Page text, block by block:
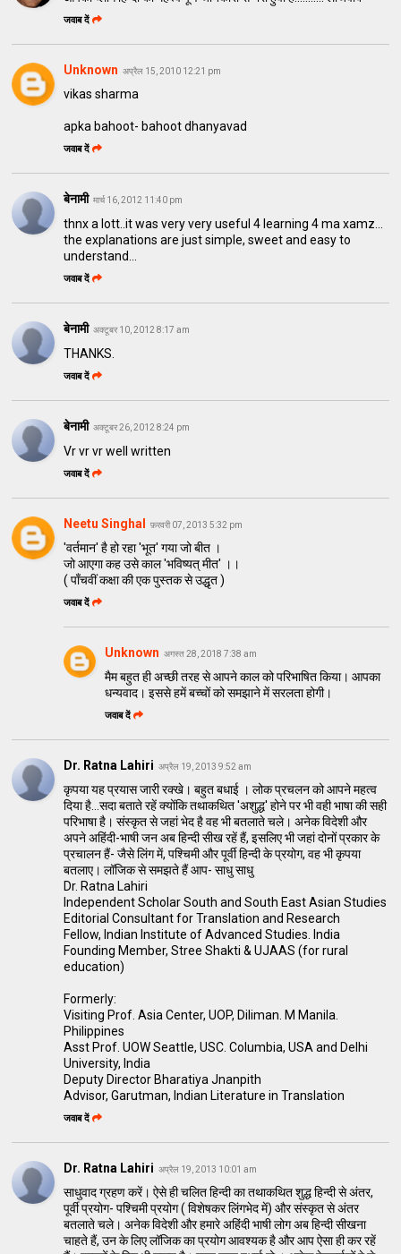
जवाब दें
Unknown अप्रैल 15, 2010 12:21 pm
vikas sharma
apka bahoot- bahoot dhanyavad
जवाब दें
बेनामी मार्च 16, 2012 11:40 pm
thnx a lott..it was very very useful 4 learning 4 ma xamz...
the explanations are just simple, sweet and easy to
understand...
जवाब दें
बेनामी अक्टूबर 10, 2012 8:17 am
THANKS.
जवाब दें
बेनामी अक्टूबर 26, 2012 8:24 pm
Vr vr vr well written
जवाब दें
Neetu Singhal फ़रवरी 07, 2013 5:32 pm
'वर्तमान' है हो रहा 'भूत' गया जो बीत ।
जो आएगा कह उसे काल 'भविष्यत् मीत' ।।
( पाँचवीं कक्षा की एक पुस्तक से उद्धृत )
जवाब दें
Unknown अगस्त 28, 2018 7:38 am
मैम बहुत ही अच्छी तरह से आपने काल को परिभाषित किया। आपका
धन्यवाद। इससे हमें बच्चों को समझाने में सरलता होगी।
जवाब दें
Dr. Ratna Lahiri अप्रैल 19, 2013 9:52 am
कृपया यह प्रयास जारी रक्खे। बहुत बधाई । लोक प्रचलन को आपने महत्व
दिया है...सदा बताते रहें क्योंकि तथाकथित 'अशुद्ध' होने पर भी वही भाषा की सही
परिभाषा है। संस्कृत से जहां भेद है वह भी बतलाते चले। अनेक विदेशी और
अपने अहिंदी-भाषी जन अब हिन्दी सीख रहें हैं, इसलिए भी जहां दोनों प्रकार के
प्रचालन हैं- जैसे लिंग में, पश्चिमी और पूर्वी हिन्दी के प्रयोग, वह भी कृपया
बतलाए। लॉजिक से समझते हैं आप- साधु साधु
Dr. Ratna Lahiri
Independent Scholar South and South East Asian Studies
Editorial Consultant for Translation and Research
Fellow, Indian Institute of Advanced Studies. India
Founding Member, Stree Shakti & UJAAS (for rural
education)
Formerly:
Visiting Prof. Asia Center, UOP, Diliman. M Manila.
Philippines
Asst Prof. UOW Seattle, USC. Columbia, USA and Delhi
University, India
Deputy Director Bharatiya Jnanpith
Advisor, Garutman, Indian Literature in Translation
जवाब दें
Dr. Ratna Lahiri अप्रैल 19, 2013 10:01 am
साधुवाद ग्रहण करें। ऐसे ही चलित हिन्दी का तथाकथित शुद्ध हिन्दी से अंतर,
पूर्वी प्रयोग- पश्चिमी प्रयोग ( विशेषकर लिंगभेद में) और संस्कृत से अंतर
बतलाते चले। अनेक विदेशी और हमारे अहिंदी भाषी लोग अब हिन्दी सीखना
चाहते हैं, उन के लिए लॉजिक का प्रयोग आवश्यक है और आप ऐसा ही कर रहें